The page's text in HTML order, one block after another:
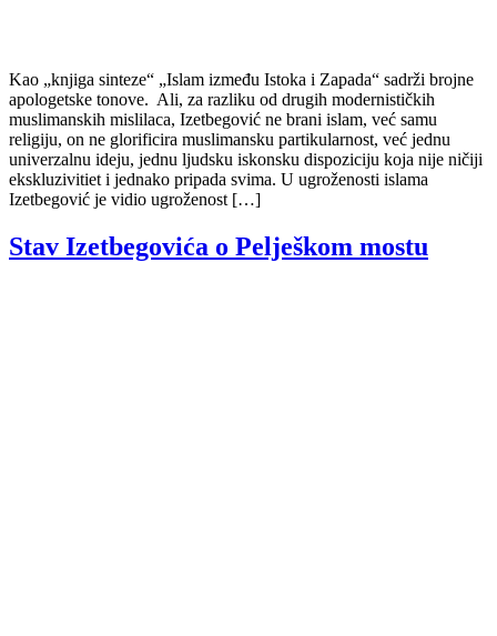
Kao „knjiga sinteze“ „Islam između Istoka i Zapada“ sadrži brojne
apologetske tonove. Ali, za razliku od drugih modernističkih
muslimanskih mislilaca, Izetbegović ne brani islam, već samu
religiju, on ne glorificira muslimansku partikularnost, već jednu
univerzalnu ideju, jednu ljudsku iskonsku dispoziciju koja nije ničiji
ekskluzivitiet i jednako pripada svima. U ugroženosti islama
Izetbegović je vidio ugroženost […]
Stav Izetbegovića o Pelješkom mostu